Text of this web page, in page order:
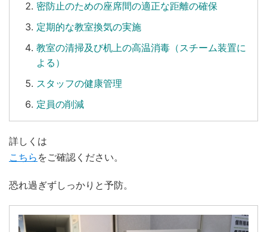
密防止のための座席間の適正な距離の確保
定期的な教室換気の実施
教室の清掃及び机上の高温消毒（スチーム装置に
よる）
スタッフの健康管理
定員の削減
詳しくは
こちら をご確認ください。
恐れ過ぎずしっかりと予防。